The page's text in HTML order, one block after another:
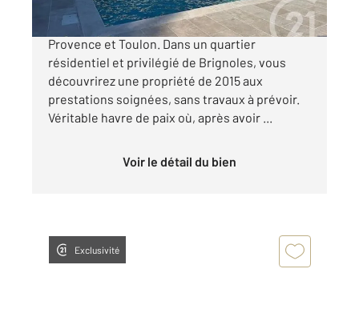
BRIGNOLES, à moins d'une heure d'Aix en
Provence et Toulon. Dans un quartier
résidentiel et privilégié de Brignoles, vous
découvrirez une propriété de 2015 aux
prestations soignées, sans travaux à prévoir.
Véritable havre de paix où, après avoir ...
Voir le détail du bien
Exclusivité